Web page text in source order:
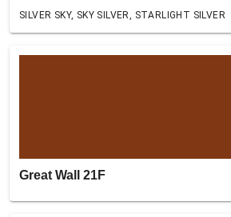
SILVER SKY, SKY SILVER, STARLIGHT SILVER
Great Wall 21F